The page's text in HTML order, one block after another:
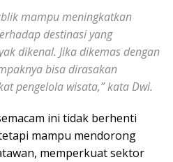
mampu meningkatkan
destinasi yang
dikenal. Jika dikemas dengan
bisa dirasakan
pengelola wisata,” kata Dwi.
ini tidak berhenti
mampu mendorong
memperkuat sektor